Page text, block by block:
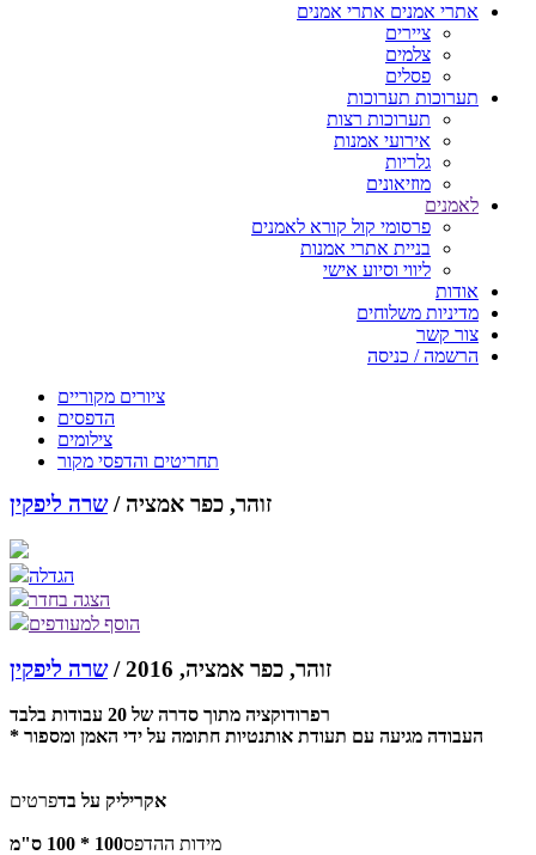
אתרי אמנים אתרי אמנים
ציירים
צלמים
פסלים
תערוכות תערוכות
תערוכות רצות
אירועי אמנות
גלריות
מוזיאונים
לאמנים
פרסומי קול קורא לאמנים
בניית אתרי אמנות
ליווי וסיוע אישי
אודות
מדיניות משלוחים
צור קשר
הרשמה / כניסה
ציורים מקוריים
הדפסים
צילומים
תחריטים והדפסי מקור
זוהר, כפר אמציה /שרה ליפקין
הגדלה
הצגה בחדר
הוסף למעודפים
זוהר, כפר אמציה, 2016 / שרה ליפקין
רפרודוקציה מתוך סדרה של 20 עבודות בלבד
* העבודה מגיעה עם תעודת אותנטיות חתומה על ידי האמן ומספור
פרטיםאקריליק על בד
מידות ההדפס100 * 100 ס"מ